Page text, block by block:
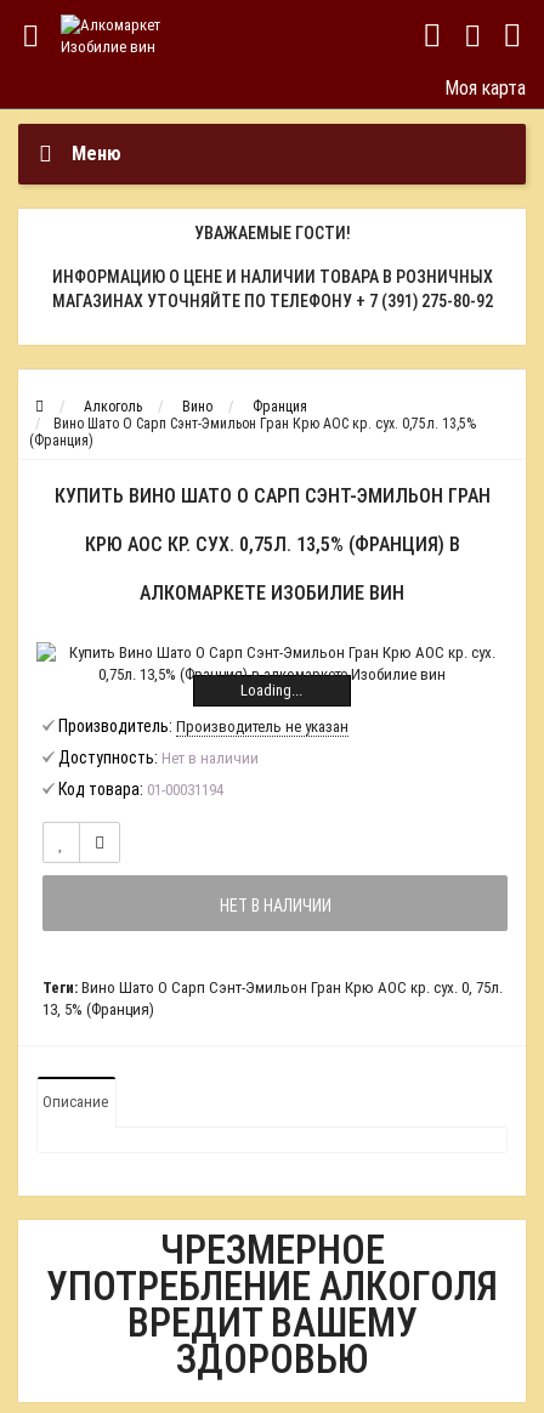
Моя карта
Меню
УВАЖАЕМЫЕ ГОСТИ!
ИНФОРМАЦИЮ О ЦЕНЕ И НАЛИЧИИ ТОВАРА В РОЗНИЧНЫХ
МАГАЗИНАХ УТОЧНЯЙТЕ ПО ТЕЛЕФОНУ + 7 (391) 275-80-92
Алкоголь Вино
Франция
Вино Шато О Сарп Сэнт-Эмильон Гран Крю АОС кр. сух. 0,75л. 13,5%
(Франция)
КУПИТЬ ВИНО ШАТО О САРП СЭНТ-ЭМИЛЬОН ГРАН
КРЮ АОС КР. СУХ. 0,75Л. 13,5% (ФРАНЦИЯ) В
АЛКОМАРКЕТЕ ИЗОБИЛИЕ ВИН
Loading...
Производитель: Производитель не указан
Доступность: Нет в наличии
Код товара: 01-00031194
НЕТ В НАЛИЧИИ
Теги: Вино Шато О Сарп Сэнт-Эмильон Гран Крю АОС кр. сух. 0, 75л.
13, 5% (Франция)
Описание
ЧРЕЗМЕРНОЕ
УПОТРЕБЛЕНИЕ АЛКОГОЛЯ
ВРЕДИТ ВАШЕМУ
ЗДОРОВЬЮ